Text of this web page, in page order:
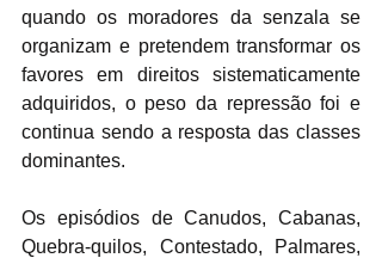
quando os moradores da senzala se
organizam e pretendem transformar os
favores em direitos sistematicamente
adquiridos, o peso da repressão foi e
continua sendo a resposta das classes
dominantes.
Os episódios de Canudos, Cabanas,
Quebra-quilos, Contestado, Palmares,